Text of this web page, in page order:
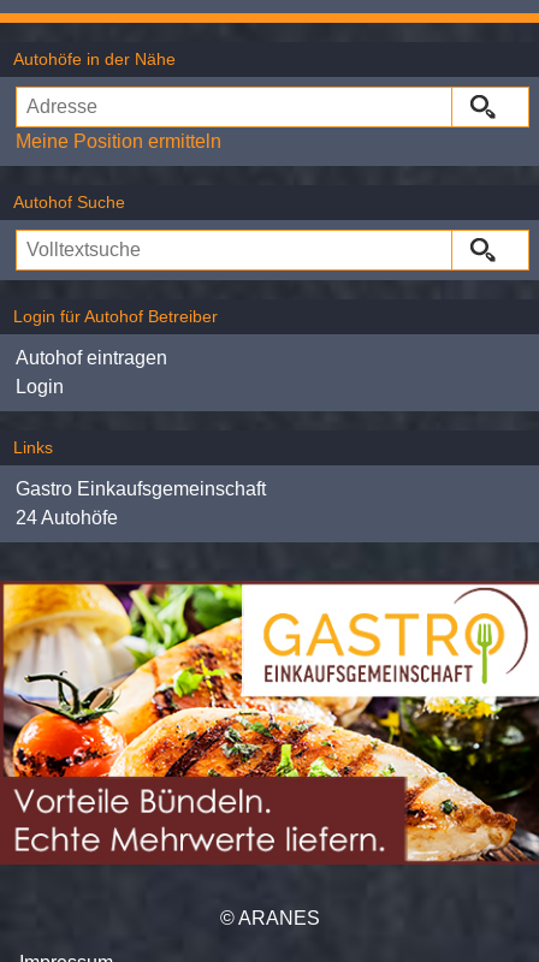
Autohöfe in der Nähe
Meine Position ermitteln
Autohof Suche
Login für Autohof Betreiber
Autohof eintragen
Login
Links
Gastro Einkaufsgemeinschaft
24 Autohöfe
© ARANES